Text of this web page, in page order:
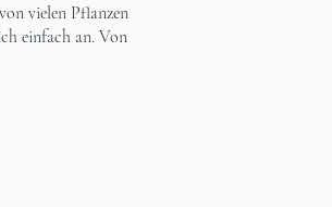
vielen Pflanzen
einfach an. Von